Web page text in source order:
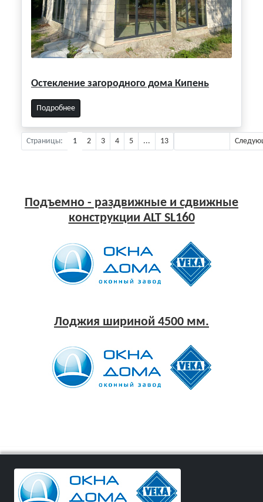
Остекление загородного дома Кипень
Подробнее
Страницы: 1 2 3 4 5 ... 13
Подъемно - раздвижные и сдвижные
конструкции ALT SL160
Лоджия шириной 4500 мм.